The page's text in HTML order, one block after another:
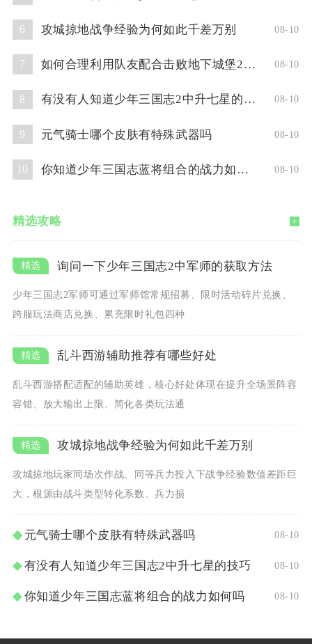
6 攻城掠地战争经验为何如此千差万别 08-10
7 如何合理利用队友配合击败地下城堡2图三教皇 08-10
8 有没有人知道少年三国志2中升七星的技巧 08-10
9 元气骑士哪个皮肤有特殊武器吗 08-10
10 你知道少年三国志蓝将组合的战力如何吗 08-10
精选攻略 +
询问一下少年三国志2中军师的获取方法
少年三国志2军师可通过军师馆常规招募、限时活动碎片兑换、
跨服玩法商店兑换、累充限时礼包四种
乱斗西游辅助推荐有哪些好处
乱斗西游搭配适配的辅助英雄，核心好处体现在提升全场景阵容
容错、放大输出上限、简化各类玩法通
攻城掠地战争经验为何如此千差万别
攻城掠地玩家同场次作战、同等兵力投入下战争经验数值差距巨
大，根源由战斗类型转化系数、兵力损
元气骑士哪个皮肤有特殊武器吗 08-10
有没有人知道少年三国志2中升七星的技巧 08-10
你知道少年三国志蓝将组合的战力如何吗 08-10